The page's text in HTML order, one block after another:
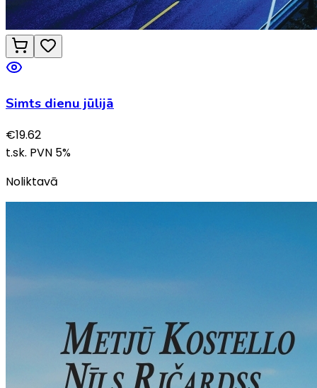
Simts dienu jūlijā
€19.62
t.sk. PVN 5%
Noliktavā